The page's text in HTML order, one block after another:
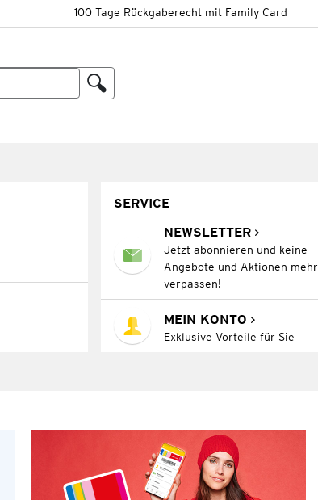
100 Tage Rückgaberecht mit Family Card
SERVICE
NEWSLETTER
Jetzt abonnieren und keine
Angebote und Aktionen mehr
verpassen!
MEIN KONTO
Exklusive Vorteile für Sie